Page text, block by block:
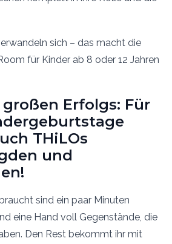
sich – das macht die
für Kinder ab 8 oder 12 Jahren
Erfolgs: Für
THiLOs
und
sind ein paar Minuten
eine Hand voll Gegenstände, die
Den Rest bekommt ihr mit